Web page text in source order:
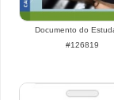
Documento do
#126819